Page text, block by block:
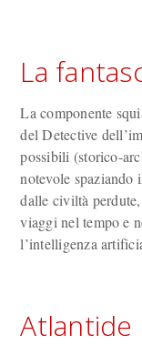
La
La componente
del Detective
possibili (storico-
notevole
dalle civiltà
viaggi nel tempo e
l’intelligenza
Atlantide